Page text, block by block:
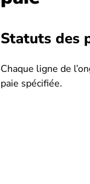
Statuts des
Chaque ligne de
paie spécifiée.